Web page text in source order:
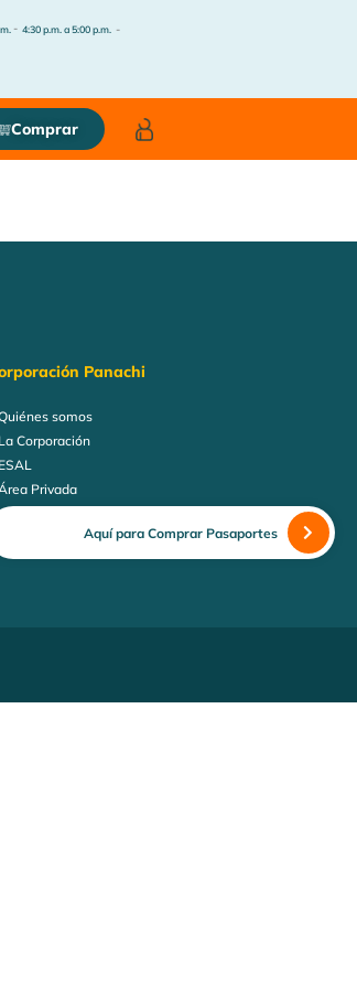
- 4:30 p.m. a 5:00 p.m. -
Comprar
Panachi
somos
La Corporación
ESAL
Privada
Aquí para Comprar Pasaportes